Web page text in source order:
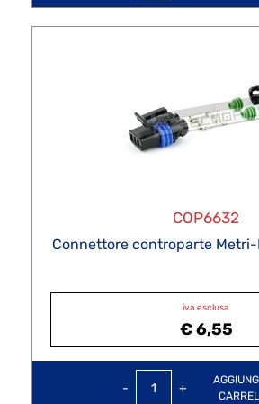
COP6632
Connettore controparte
iva esclusa
€ 6,55
Quantità